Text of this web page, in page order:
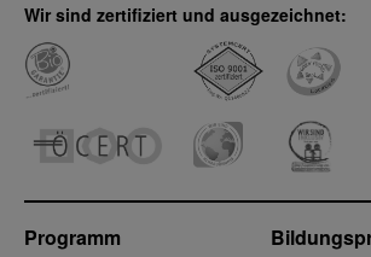
Wir sind zertifiziert und ausgezeichnet:
Programm